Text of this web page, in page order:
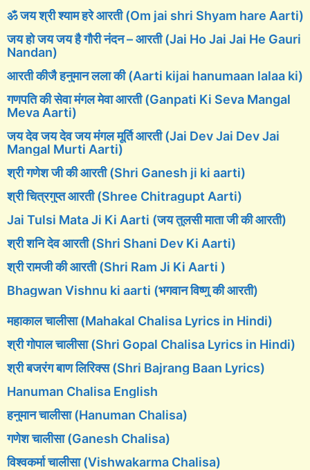
ॐ जय श्री श्याम हरे आरती (Om jai shri Shyam hare Aarti)
जय हो जय जय है गौरी नंदन – आरती (Jai Ho Jai Jai He Gauri
Nandan)
आरती कीजै हनुमान लला की (Aarti kijai hanumaan lalaa ki)
गणपति की सेवा मंगल मेवा आरती (Ganpati Ki Seva Mangal
Meva Aarti)
जय देव जय देव जय मंगल मूर्ति आरती (Jai Dev Jai Dev Jai
Mangal Murti Aarti)
श्री गणेश जी की आरती (Shri Ganesh ji ki aarti)
श्री चित्रगुप्त आरती (Shree Chitragupt Aarti)
Jai Tulsi Mata Ji Ki Aarti (जय तुलसी माता जी की आरती)
श्री शनि देव आरती (Shri Shani Dev Ki Aarti)
श्री रामजी की आरती (Shri Ram Ji Ki Aarti )
Bhagwan Vishnu ki aarti (भगवान विष्णु की आरती)
महाकाल चालीसा (Mahakal Chalisa Lyrics in Hindi)
श्री गोपाल चालीसा (Shri Gopal Chalisa Lyrics in Hindi)
श्री बजरंग बाण लिरिक्स (Shri Bajrang Baan Lyrics)
Hanuman Chalisa English
हनुमान चालीसा (Hanuman Chalisa)
गणेश चालीसा (Ganesh Chalisa)
विश्वकर्मा चालीसा (Vishwakarma Chalisa)